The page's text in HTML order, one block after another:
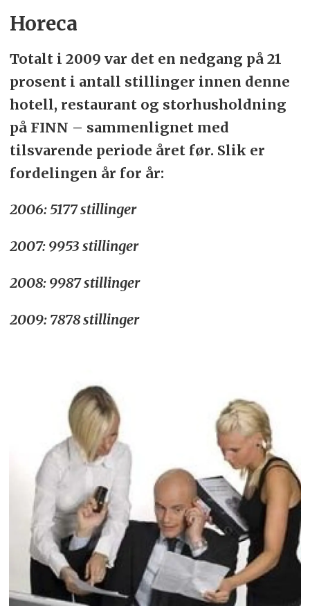
Horeca
Totalt i 2009 var det en nedgang på 21
prosent i antall stillinger innen denne
hotell, restaurant og storhusholdning
på FINN – sammenlignet med
tilsvarende periode året før. Slik er
fordelingen år for år:
2006: 5177 stillinger
2007: 9953 stillinger
2008: 9987 stillinger
2009: 7878 stillinger